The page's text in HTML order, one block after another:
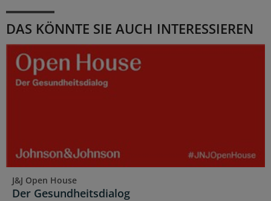
DAS KÖNNTE SIE AUCH INTERESSIEREN
J&J Open House
Der Gesundheitsdialog